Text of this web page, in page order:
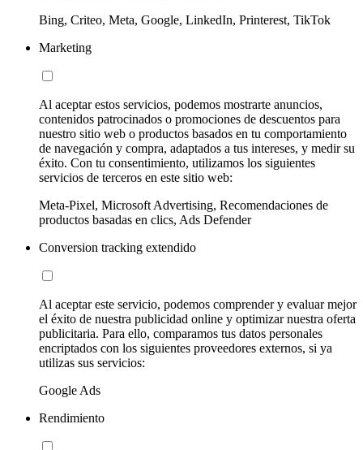
Bing, Criteo, Meta, Google, LinkedIn, Printerest, TikTok
Marketing
Al aceptar estos servicios, podemos mostrarte anuncios,
contenidos patrocinados o promociones de descuentos para
nuestro sitio web o productos basados en tu comportamiento
de navegación y compra, adaptados a tus intereses, y medir su
éxito. Con tu consentimiento, utilizamos los siguientes
servicios de terceros en este sitio web:
Meta-Pixel, Microsoft Advertising, Recomendaciones de
productos basadas en clics, Ads Defender
Conversion tracking extendido
Al aceptar este servicio, podemos comprender y evaluar mejor
el éxito de nuestra publicidad online y optimizar nuestra oferta
publicitaria. Para ello, comparamos tus datos personales
encriptados con los siguientes proveedores externos, si ya
utilizas sus servicios:
Google Ads
Rendimiento